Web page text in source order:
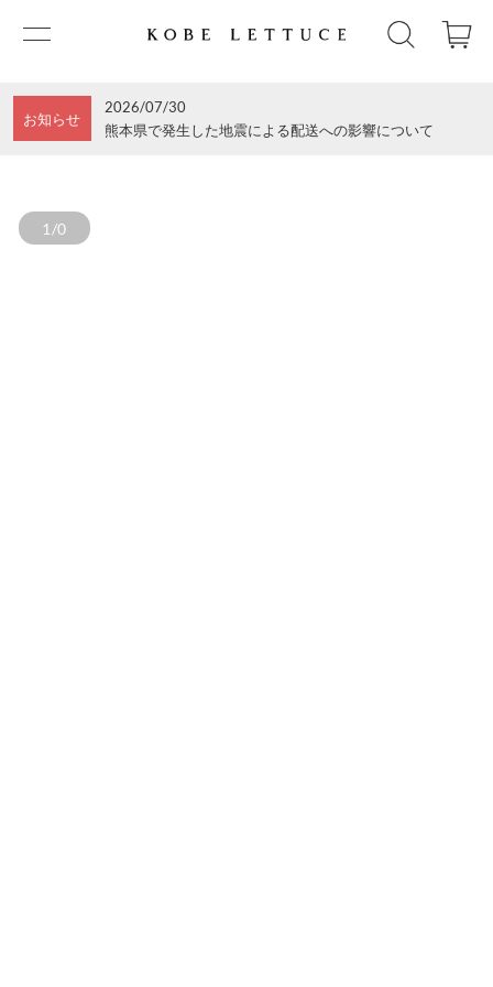
お知らせ
2026/07/30
熊本県で発生した地震による配送への影響について
1/0